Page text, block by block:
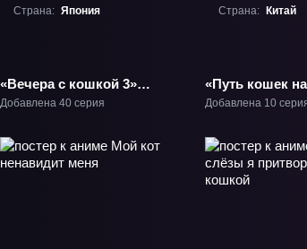
Страна: Япония
«Вечера с кошкой 3»
ТВ-3
Добавлена 40 серия
Страна:
Китай
«Путь кошек на
востоке» ТВ-1
Добавлена 10